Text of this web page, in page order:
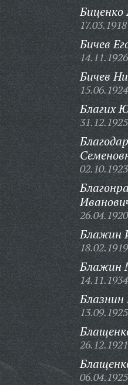
Биценко
Бичев
Бичев
Благих
Блажин
Блажин
Блазнин